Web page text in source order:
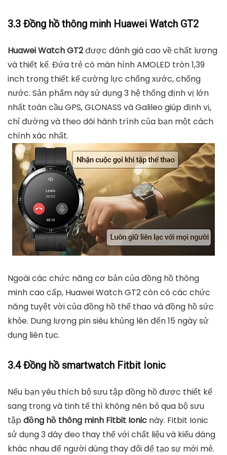
3.3 Đồng hồ thông minh Huawei Watch GT2
Huawei Watch GT2được đánh giá cao về chất lượng
và thiết kế. Đứa trẻ có màn hình AMOLED tròn 1,39
inch trong thiết kế cường lực chống xước, chống
nước. Sản phẩm này sử dụng 3 hệ thống định vị lớn
nhất toàn cầu GPS, GLONASS và Galileo giúp định vị,
chỉ đường và theo dõi hành trình của bạn một cách
chính xác nhất.
Ngoài các chức năng cơ bản của đồng hồ thông
minh cao cấp, Huawei Watch GT2 còn có các chức
năng tuyệt vời của đồng hồ thể thao và đồng hồ sức
khỏe. Dung lượng pin siêu khủng lên đến 15 ngày sử
dụng liên tục.
3.4 Đồng hồ smartwatch Fitbit Ionic
Nếu bạn yêu thích bộ sưu tập đồng hồ được thiết kế
sang trọng và tinh tế thì không nên bỏ qua bộ sưu
tập đồng hồ thông minh Fitbit Ionic này. Fitbit Ionic
sử dụng 3 dây đeo thay thế với chất liệu và kiểu dáng
khác nhau để người dùng thay đổi để tạo sự mới mẻ.